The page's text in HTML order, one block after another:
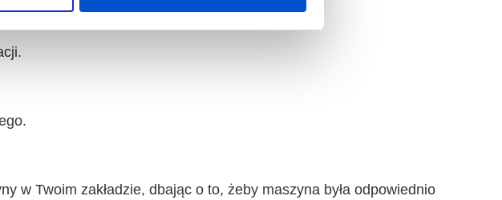
w Twoim zakładzie, dbając o to, żeby maszyna była odpowiednio